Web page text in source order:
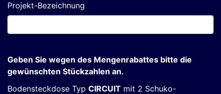
Projekt-Bezeichnung
Geben Sie wegen des Mengenrabattes bitte die
gewünschten Stückzahlen an.
Bodensteckdose Typ CIRCUIT mit 2 Schuko-